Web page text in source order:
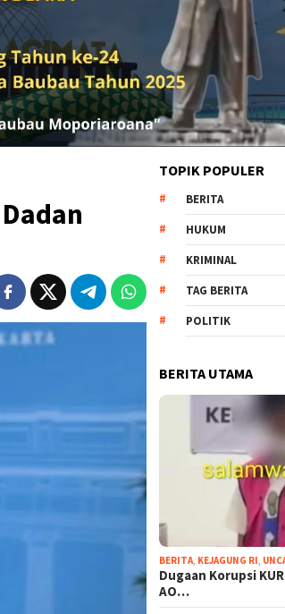
TOPIK POPULER
BERITA
HUKUM
KRIMINAL
TAG BERITA
POLITIK
BERITA UTAMA
BERITA KEJAGUNG RI
Dugaan Korupsi
AO…